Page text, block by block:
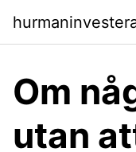
Om
utan